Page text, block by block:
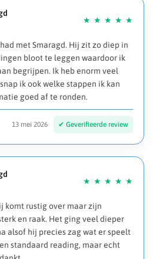
met Smaragd. Hij zit zo diep in
bloot te leggen waardoor ik
begrijpen. Ik heb enorm veel
ik ook welke stappen ik kan
goed af te ronden.
13 mei 2026
komt rustig over maar zijn
en raak. Het ging veel dieper
alsof hij precies zag wat er speelt
standaard reading, maar echt